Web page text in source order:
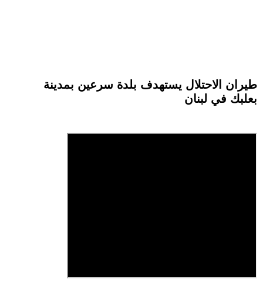
طيران الاحتلال يستهدف بلدة سرعين بمدينة
بعلبك في لبنان